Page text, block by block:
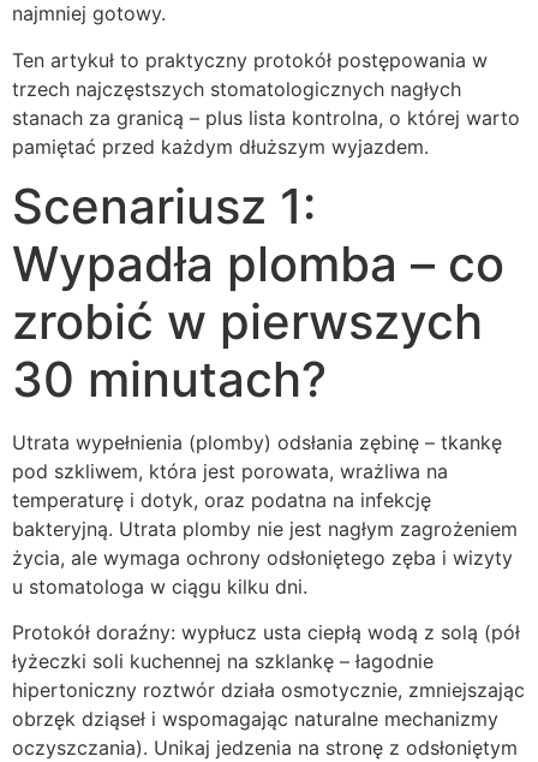
najmniej gotowy.
Ten artykuł to praktyczny protokół postępowania w
trzech najczęstszych stomatologicznych nagłych
stanach za granicą – plus lista kontrolna, o której warto
pamiętać przed każdym dłuższym wyjazdem.
Scenariusz 1:
Wypadła plomba – co
zrobić w pierwszych
30 minutach?
Utrata wypełnienia (plomby) odsłania zębinę – tkankę
pod szkliwem, która jest porowata, wrażliwa na
temperaturę i dotyk, oraz podatna na infekcję
bakteryjną. Utrata plomby nie jest nagłym zagrożeniem
życia, ale wymaga ochrony odsłoniętego zęba i wizyty
u stomatologa w ciągu kilku dni.
Protokół doraźny: wypłucz usta ciepłą wodą z solą (pół
łyżeczki soli kuchennej na szklankę – łagodnie
hipertoniczny roztwór działa osmotycznie, zmniejszając
obrzęk dziąseł i wspomagając naturalne mechanizmy
oczyszczania). Unikaj jedzenia na stronę z odsłoniętym